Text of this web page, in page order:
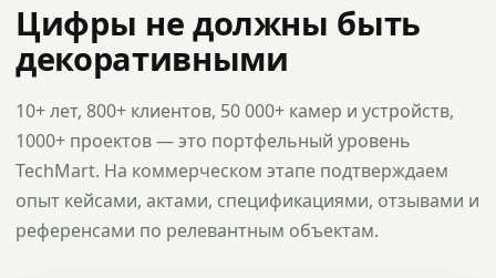
Цифры не должны быть
декоративными
10+ лет, 800+ клиентов, 50 000+ камер и устройств,
1000+ проектов — это портфельный уровень
TechMart. На коммерческом этапе подтверждаем
опыт кейсами, актами, спецификациями, отзывами и
референсами по релевантным объектам.